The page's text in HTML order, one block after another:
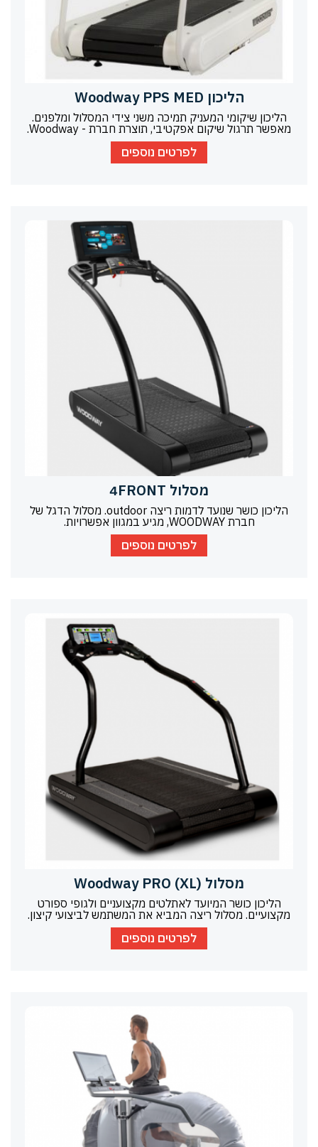
הליכון Woodway PPS MED
הליכון שיקומי המעניק תמיכה משני צידי המסלול ומלפנים.
מאפשר תרגול שיקום אפקטיבי, תוצרת חברת - Woodway.
לפרטים נוספים
מסלול 4FRONT
הליכון כושר שנועד לדמות ריצה outdoor. מסלול הדגל של
חברת WOODWAY, מגיע במגוון אפשרויות.
לפרטים נוספים
מסלול Woodway PRO (XL)
הליכון כושר המיועד לאתלטים מקצועניים ולגופי ספורט
מקצועיים. מסלול ריצה המביא את המשתמש לביצועי קיצון.
לפרטים נוספים